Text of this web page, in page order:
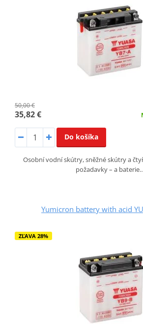
50,00 €
35,82 €
Do košíka
Osobní vodní skútry, sněžné skútry a
požadavky – a
Yumicron battery with acid
ZĽAVA 28%